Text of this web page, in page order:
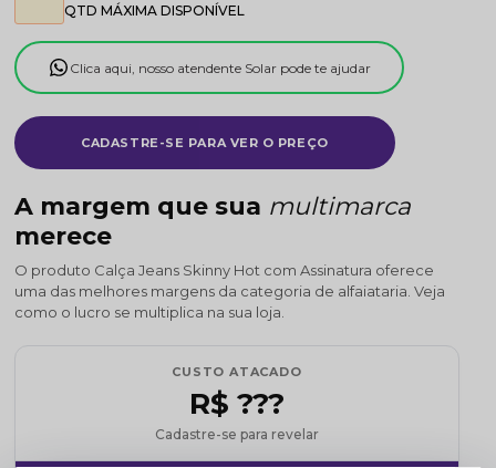
CADASTRE-SE PARA VER O PREÇO
QTD MÁXIMA DISPONÍVEL
Clica aqui, nosso atendente Solar pode te ajudar
A margem que sua multimarca
merece
O produto Calça Jeans Skinny Hot com Assinatura oferece
uma das melhores margens da categoria de alfaiataria. Veja
como o lucro se multiplica na sua loja.
CUSTO ATACADO
R$ ???
Cadastre-se para revelar